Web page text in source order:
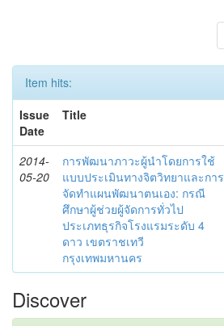
Item hits:
Issue
Date
Title
2014-
05-20
การพัฒนาภาวะผู้นำโดยการใช้
แบบประเมินทางจิตวิทยาและการ
จัดทำแผนพัฒนาตนเอง: กรณี
ศึกษาผู้ช่วยผู้จัดการทั่วไป
ประเภทธุรกิจโรงแรมระดับ 4
ดาว เขตราชเทวี
กรุงเทพมหานคร
Discover